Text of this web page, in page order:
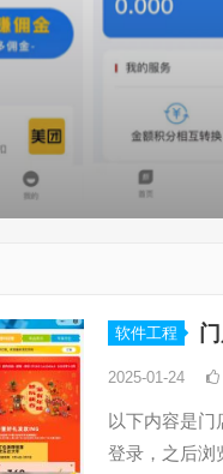
软件工程
2025-01-24
以下内容是
登录，之后浏